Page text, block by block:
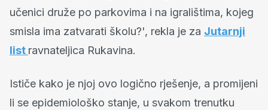
učenici druže po parkovima i na igralištima, kojeg
smisla ima zatvarati školu?', rekla je za Jutarnji
list ravnateljica Rukavina.
Ističe kako je njoj ovo logično rješenje, a promijeni
li se epidemiološko stanje, u svakom trenutku